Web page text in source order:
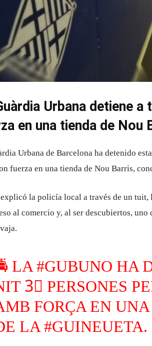
Urbana detiene
en una tienda de Nou
Urbana de Barcelona ha detenido
fuerza en una tienda de Nou Barris,
explicó la policía local a través de un
al comercio y, al ser descubiertos,
LA #GUBUNO HA
3⃣ PERSONES
FORÇA EN
LA #GUINEUETA.